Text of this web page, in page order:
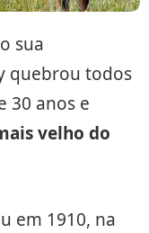
sua
quebrou todos
30 anos e
velho do
em 1910, na